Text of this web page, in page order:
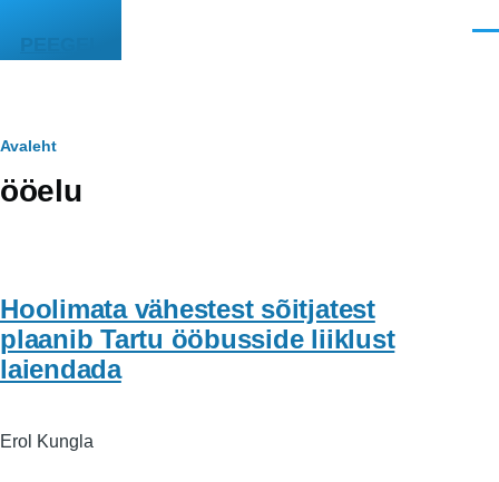
PEEGEL
Leivapuru
Avaleht
ööelu
Hoolimata vähestest sõitjatest
plaanib Tartu ööbusside liiklust
laiendada
Erol Kungla